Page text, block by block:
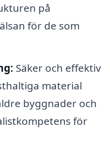
på
för de som
Säker och effektiv
material
byggnader och
för